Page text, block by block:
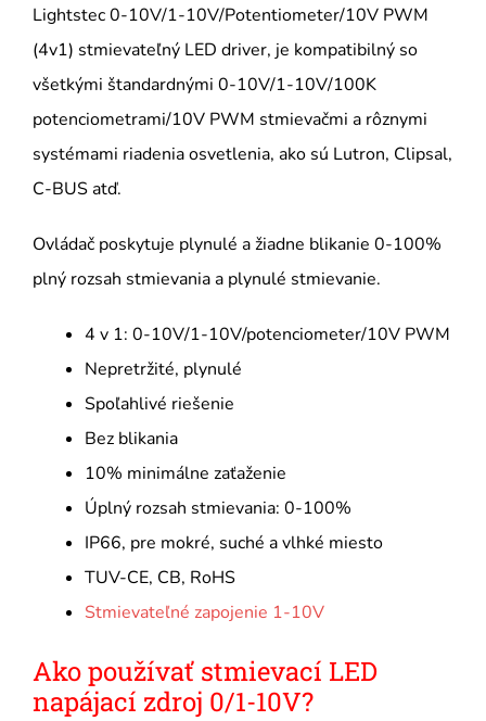
Lightstec 0-10V/1-10V/Potentiometer/10V PWM
(4v1) stmievateľný LED driver, je kompatibilný so
všetkými štandardnými 0-10V/1-10V/100K
potenciometrami/10V PWM stmievačmi a rôznymi
systémami riadenia osvetlenia, ako sú Lutron, Clipsal,
C-BUS atď.
Ovládač poskytuje plynulé a žiadne blikanie 0-100%
plný rozsah stmievania a plynulé stmievanie.
4 v 1: 0-10V/1-10V/potenciometer/10V PWM
Nepretržité, plynulé
Spoľahlivé riešenie
Bez blikania
10% minimálne zaťaženie
Úplný rozsah stmievania: 0-100%
IP66, pre mokré, suché a vlhké miesto
TUV-CE, CB, RoHS
Stmievateľné zapojenie 1-10V
Ako používať stmievací LED
napájací zdroj 0/1-10V?